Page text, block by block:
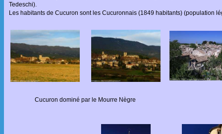
Tedeschi).
Les habitants de Cucuron sont les Cucuronnais (1849 habitants) (population
Cucuron dominé par le Mourre Nègre